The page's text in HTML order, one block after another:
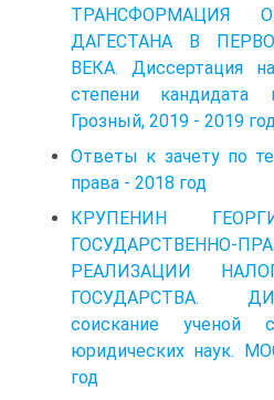
ТРАНСФОРМАЦИЯ
ДАГЕСТАНА В
ВЕКА. Диссертация
степени кандидата
Грозный, 2019 - 2019 год
Ответы к зачету по
права - 2018 год
КРУПЕНИН
ГОСУДАРСТВЕННО-
РЕАЛИЗАЦИИ
ГОСУДАРСТВА.
соискание ученой
юридических наук.
год